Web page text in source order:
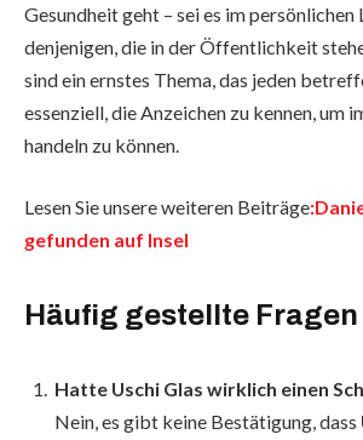
Gesundheit geht – sei es im persönlichen
denjenigen, die in der Öffentlichkeit
sind ein ernstes Thema, das jeden
essenziell, die Anzeichen zu kennen, um
handeln zu können.
Lesen Sie unsere weiteren Beiträge
gefunden auf Insel
Häufig gestellte Fragen
Hatte Uschi Glas wirklich einen
Nein, es gibt keine Bestätigung, dass